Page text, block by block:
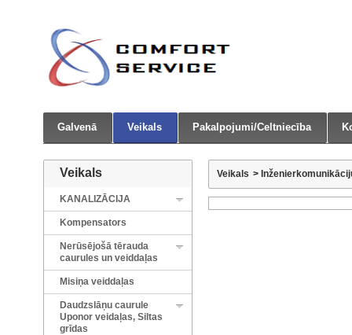
Galvenā Veikals Pakalpojumi/Celtniecība
Veikals
KANALIZĀCIJA
Kompensators
Nerūsējošā tērauda
caurules un veiddaļas
Misiņa veiddaļas
Daudzslāņu caurule
Uponor veidaļas, Siltas
grīdas
Veikals >